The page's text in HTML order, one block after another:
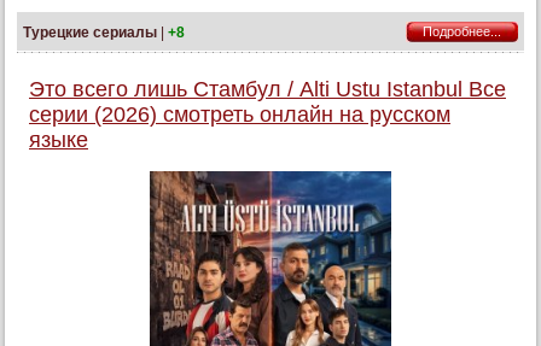
Турецкие сериалы | +8 Подробнее...
Это всего лишь Стамбул / Alti Ustu Istanbul Все
серии (2026) смотреть онлайн на русском
языке